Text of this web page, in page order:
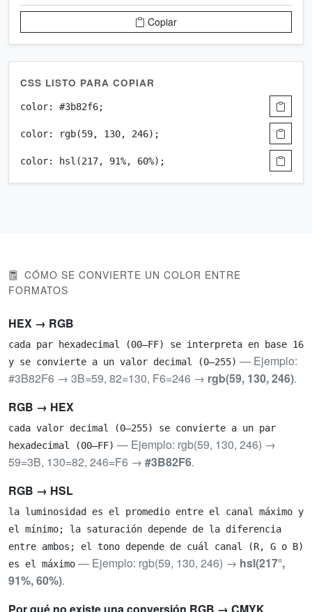
Copiar
CSS LISTO PARA COPIAR
color: #3b82f6;
color: rgb(59, 130, 246);
color: hsl(217, 91%, 60%);
CÓMO SE CONVIERTE UN COLOR ENTRE
FORMATOS
HEX → RGB
cada par hexadecimal (00–FF) se interpreta en base 16
y se convierte a un valor decimal (0–255) — Ejemplo:
#3B82F6 → 3B=59, 82=130, F6=246 → rgb(59, 130, 246).
RGB → HEX
cada valor decimal (0–255) se convierte a un par
hexadecimal (00–FF) — Ejemplo: rgb(59, 130, 246) →
59=3B, 130=82, 246=F6 → #3B82F6.
RGB → HSL
la luminosidad es el promedio entre el canal máximo y
el mínimo; la saturación depende de la diferencia
entre ambos; el tono depende de cuál canal (R, G o B)
es el máximo — Ejemplo: rgb(59, 130, 246) → hsl(217°,
91%, 60%).